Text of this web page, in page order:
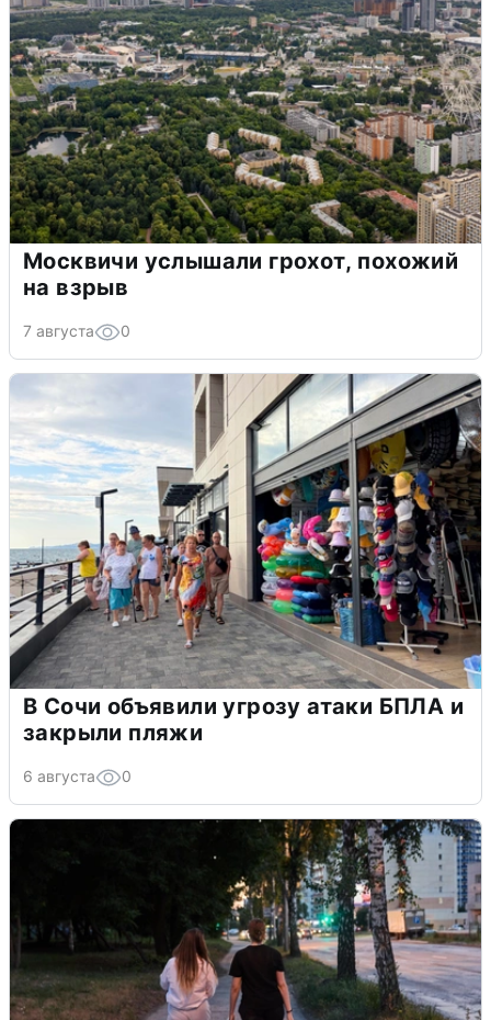
Москвичи услышали грохот, похожий
на взрыв
7 августа 0
В Сочи объявили угрозу атаки БПЛА и
закрыли пляжи
6 августа 0